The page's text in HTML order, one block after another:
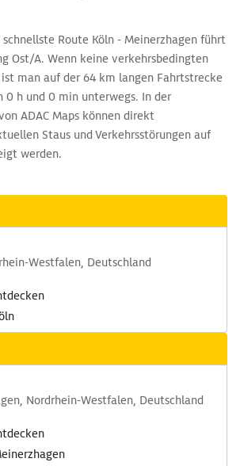
Route Köln - Meinerzhagen führt
Ost/A. Wenn keine verkehrsbedingten
man auf der 64 km langen Fahrtstrecke
0 h und 0 min unterwegs. In der
ADAC Maps können direkt
Staus und Verkehrsstörungen auf
werden.
Westfalen, Deutschland
Nordrhein-Westfalen, Deutschland